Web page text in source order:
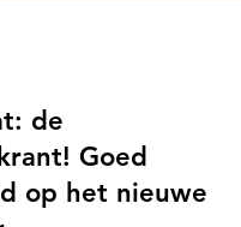
de
Goed